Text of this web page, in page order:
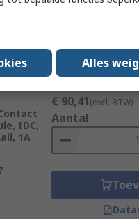
IDC,
1A
€ 90,41 (excl. BTW)
Aantal
Alles